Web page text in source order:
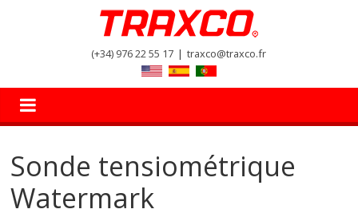
(+34) 976 22 55 17 | traxco@traxco.fr
Sonde tensiométrique
Watermark